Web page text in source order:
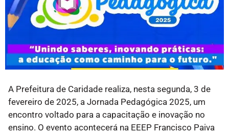
A Prefeitura de Caridade realiza, nesta segunda, 3 de
fevereiro de 2025, a Jornada Pedagógica 2025, um
encontro voltado para a capacitação e inovação no
ensino. O evento acontecerá na EEEP Francisco Paiva